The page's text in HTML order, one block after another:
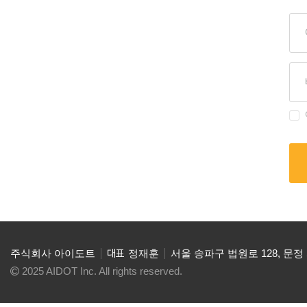
주식회사 아이도트 대표 정재훈
서울 송파구 법원로 128, 문
2025 AIDOT Inc. All rights reserved.